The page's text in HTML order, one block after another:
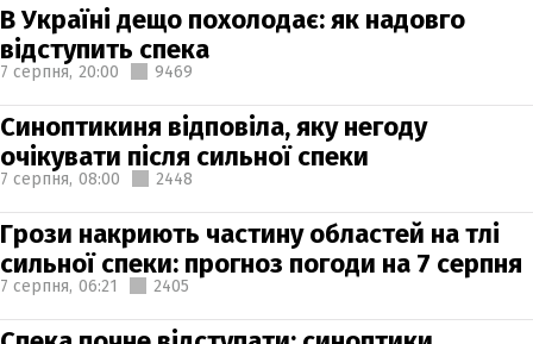
В Україні дещо похолодає: як надовго
відступить спека
7 серпня, 20:00 9469
Синоптикиня відповіла, яку негоду
очікувати після сильної спеки
7 серпня, 08:00 2448
Грози накриють частину областей на тлі
сильної спеки: прогноз погоди на 7 серпня
7 серпня, 06:21 2405